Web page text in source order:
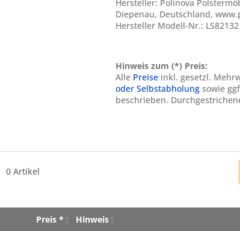
Hersteller: Polinova
Diepenau, Deutschland,
Hersteller Modell-Nr.:
Hinweis zum (*) Preis:
Alle Preiseinkl. gesetzl.
oder Selbstabholungsowie
beschrieben.
0 Artikel
Preis *
Hinweis